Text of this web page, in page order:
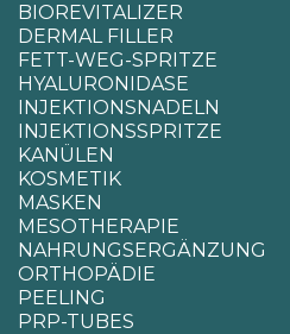
BIOREVITALIZER
DERMAL FILLER
FETT-WEG-SPRITZE
HYALURONIDASE
INJEKTIONSNADELN
INJEKTIONSSPRITZE
KANÜLEN
KOSMETIK
MASKEN
MESOTHERAPIE
NAHRUNGSERGÄNZUNG
ORTHOPÄDIE
PEELING
PRP-TUBES